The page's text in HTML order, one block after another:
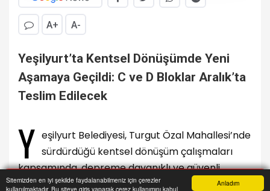
Anladım
Sitemizden en iyi şekilde faydalanabilmeniz için çerezler
kullanılmaktadır. Bu siteye giriş yaparak çerez kullanımını kabul
A+ A-
Yeşilyurt’ta Kentsel Dönüşümde Yeni
Aşamaya Geçildi: C ve D Bloklar Aralık’ta
Teslim Edilecek
Y eşilyurt Belediyesi, Turgut Özal Mahallesi’nde
sürdürdüğü kentsel dönüşüm çalışmaları
kapsamında, depreme dayanıklı ve güvenli
yaşam alanları oluşturma hedefiyle Yeşil Yaşam